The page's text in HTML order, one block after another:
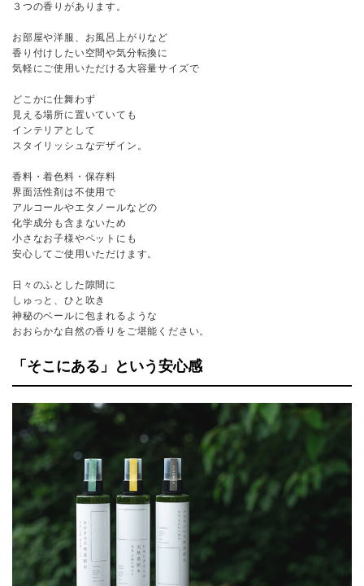
３つの香りがあります。
お部屋や洋服、お風呂上がりなど
香り付けしたい空間や気分転換に
気軽にご使用いただける大容量サイズで
どこかに仕舞わず
見える場所に置いていても
インテリアとして
スタイリッシュなデザイン。
香料・着色料・保存料
界面活性剤は不使用で
アルコールやエタノールなどの
化学成分も含まないため
小さなお子様やペットにも
安心してご使用いただけます。
日々のふとした隙間に
しゅっと、ひと吹き
神秘のベールに包まれるような
おおらかな自然の香りをご堪能ください。
「そこにある」という安心感